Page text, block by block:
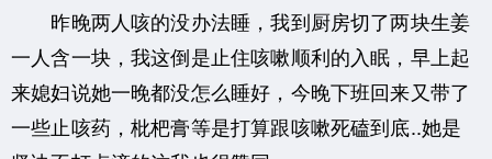
昨晚两人咳的没办法睡，我到厨房切了两块生姜
一人含一块，我这倒是止住咳嗽顺利的入眠，早上起
来媳妇说她一晚都没怎么睡好，今晚下班回来又带了
一些止咳药，枇杷膏等是打算跟咳嗽死磕到底..她是